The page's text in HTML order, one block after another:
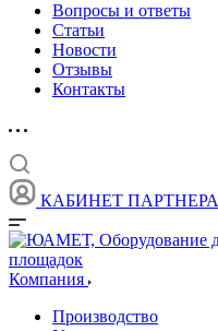
Вопросы и ответы
Статьи
Новости
Отзывы
Контакты
КАБИНЕТ ПАРТНЕРА
Компания
Производство